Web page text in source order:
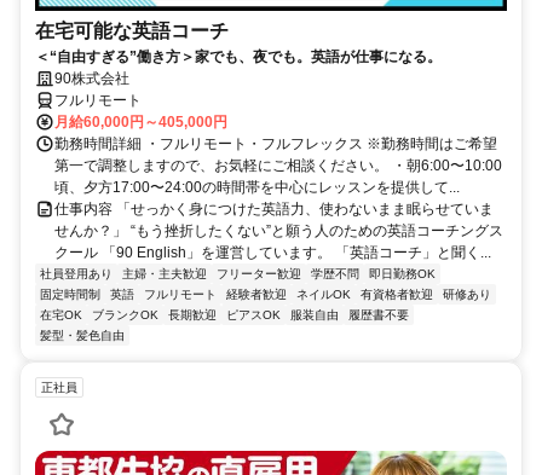
在宅可能な英語コーチ
＜“自由すぎる”働き方＞家でも、夜でも。英語が仕事になる。
90株式会社
フルリモート
月給60,000円～405,000円
勤務時間詳細 ・フルリモート・フルフレックス ※勤務時間はご希望
第一で調整しますので、お気軽にご相談ください。 ・朝6:00〜10:00
頃、夕方17:00〜24:00の時間帯を中心にレッスンを提供して...
仕事内容 「せっかく身につけた英語力、使わないまま眠らせていま
せんか？」 “もう挫折したくない”と願う人のための英語コーチングス
クール 「90 English」を運営しています。 「英語コーチ」と聞く...
社員登用あり 主婦・主夫歓迎 フリーター歓迎 学歴不問
即日勤務OK
固定時間制
英語 フルリモート 経験者歓迎 ネイルOK 有資格者歓迎
研修あり
在宅OK
ブランクOK 長期歓迎 ピアスOK 服装自由
履歴書不要
髪型・髪色自由
正社員